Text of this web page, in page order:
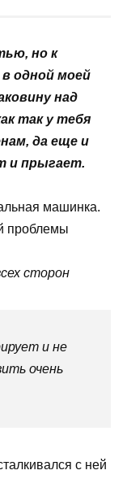
но к
одной моей
над
так у тебя
да еще и
и прыгает.
сторон
и не
очень
с ней